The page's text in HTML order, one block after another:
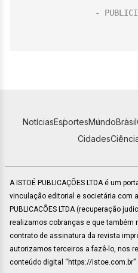
NotíciasEsportesMundoBrasil
Cidades
A ISTOÉ PUBLICAÇÕES LTDA é um
vinculação editorial e societária com a
PUBLICACÕES LTDA (recuperação
realizamos cobranças e que
contrato de assinatura da revista
autorizamos terceiros a fazê-lo, nos
conteúdo digital “https://